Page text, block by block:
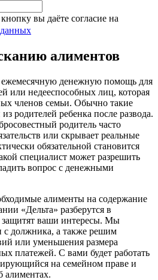
вы даёте согласие на
алиментов
денежную помощь для
или недееспособных лиц, которая
членов семьи. Обычно такие
родителей ребенка после развода.
родитель часто
или скрывает реальные
обязательной становится
специалист может разрешить
вопрос с денежными
алименты на содержание
«Дельта» разберутся в
ваши интересы. Мы
с должника, а также решим
или уменьшения размера
платежей. С вами будет работать
на семейном праве и